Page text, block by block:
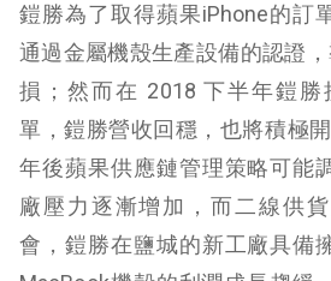
鎧勝為了取得蘋果iPhone的訂
通過金屬機殼生產設備的認證
損；然而在 2018 下半年鎧勝
單，鎧勝營收回穩，也將積極
年後蘋果供應鏈管理策略可能
廠壓力逐漸增加，而二線供
會，鎧勝在鹽城的新工廠具備